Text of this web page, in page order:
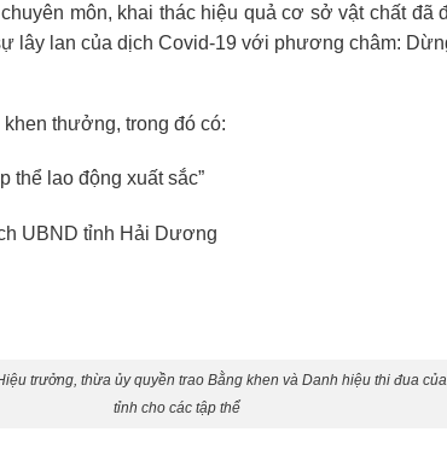
môn, khai thác hiệu quả cơ sở vật chất
lây lan của dịch Covid-19 với phương châm:
thưởng, trong đó có:
thể lao động xuất sắc”
UBND tỉnh Hải Dương
trưởng, thừa ủy quyền trao Bằng khen và Danh hiệu thi đua
tỉnh cho các tập thể